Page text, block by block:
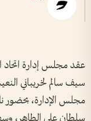
عقد مجلس إدارة اتحاد
سيف سالم لخريباني
مجلس الإدارة، بحضور